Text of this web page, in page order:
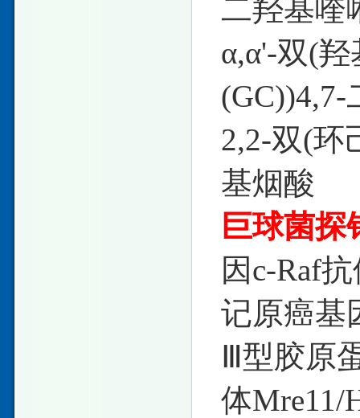
二羟基喹
α,α'-双(羟
(GC))4,7-
2,2-双(环
基烟酸
巨球菌探
因c-Raf
记原癌基
Ⅲ型胶原
体Mre11/